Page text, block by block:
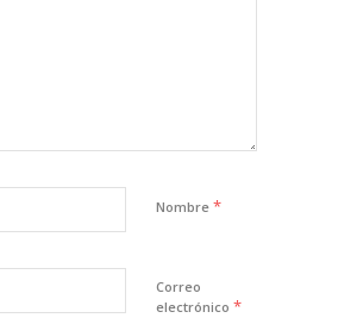
Nombre *
Correo
electrónico *